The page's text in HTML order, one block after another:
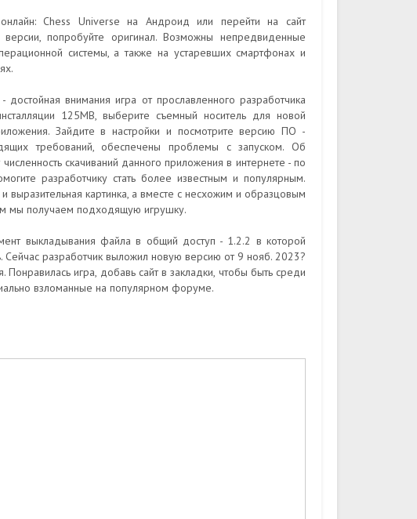
Chess Universe на Андроид или перейти на сайт
попробуйте оригинал. Возможны непредвиденные
системы, а также на устаревших смартфонах и
внимания игра от прославленного разработчика
125MB, выберите съемный носитель для новой
Зайдите в настройки и посмотрите версию ПО -
требований, обеспечены проблемы с запуском. Об
скачиваний данного приложения в интернете - по
разработчику стать более известным и популярным.
выразительная картинка, а вместе с несхожим и образцовым
мы получаем подходящую игрушку.
выкладывания файла в общий доступ - 1.2.2 в которой
разработчик выложил новую версию от 9 нояб. 2023?
игра, добавь сайт в закладки, чтобы быть среди
взломанные на популярном форуме.